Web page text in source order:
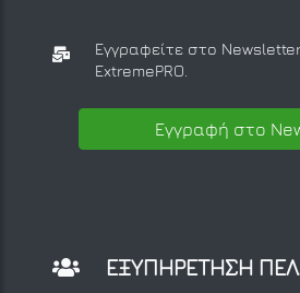
Εγγραφείτε στο
ExtremePRO.
Εγγραφή στο
ΕΞΥΠΗΡΕΤΗΣΗ